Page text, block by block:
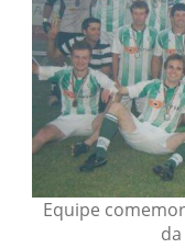
Equipe